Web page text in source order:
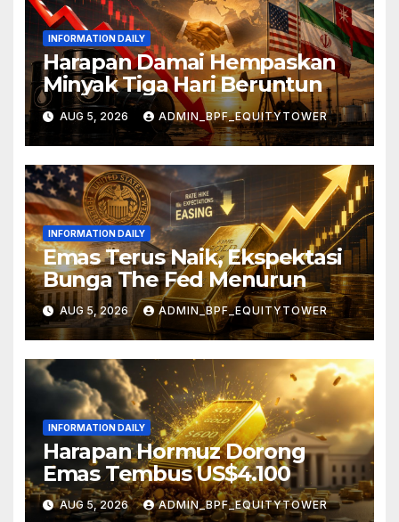
INFORMATION DAILY
Harapan Damai Hempaskan
Minyak Tiga Hari Beruntun
AUG 5, 2026 ADMIN_BPF_EQUITYTOWER
INFORMATION DAILY
Emas Terus Naik, Ekspektasi
Bunga The Fed Menurun
AUG 5, 2026 ADMIN_BPF_EQUITYTOWER
INFORMATION DAILY
Harapan Hormuz Dorong
Emas Tembus US$4.100
AUG 5, 2026 ADMIN_BPF_EQUITYTOWER